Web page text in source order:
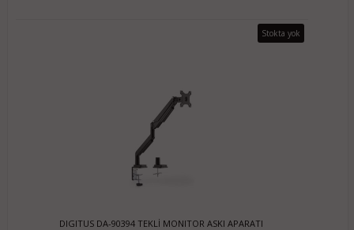
Stokta yok
DIGITUS DA-90394 TEKLİ MONITOR ASKI APARATI